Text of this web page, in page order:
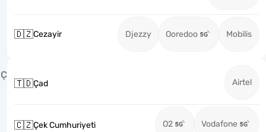
🇩🇿Cezayir Djezzy Ooredoo Mobilis
Ç
🇹🇩Çad Airtel
🇨🇿Çek Cumhuriyeti O2 Vodafone